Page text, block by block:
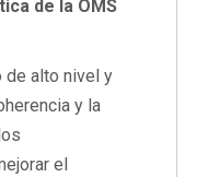
de la OMS
de alto nivel y
y la
el